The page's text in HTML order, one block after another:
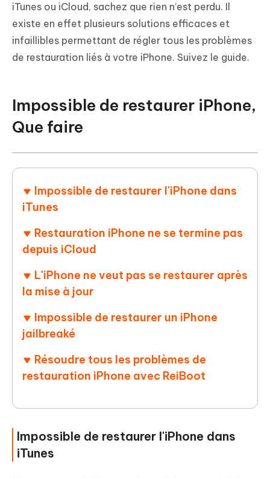
iTunes ou iCloud, sachez que rien n’est perdu. Il
existe en effet plusieurs solutions efficaces et
infaillibles permettant de régler tous les problèmes
de restauration liés à votre iPhone. Suivez le guide.
Impossible de restaurer iPhone,
Que faire
Impossible de restaurer l'iPhone dans
iTunes
Restauration iPhone ne se termine pas
depuis iCloud
L'iPhone ne veut pas se restaurer après
la mise à jour
Impossible de restaurer un iPhone
jailbreaké
Résoudre tous les problèmes de
restauration iPhone avec ReiBoot
Impossible de restaurer l'iPhone dans
iTunes